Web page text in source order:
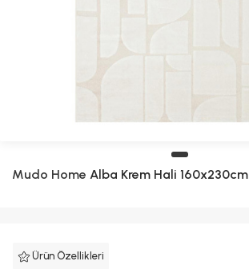
Mudo Home Alba Krem Hali 160x230cm
Ürün Özellikleri